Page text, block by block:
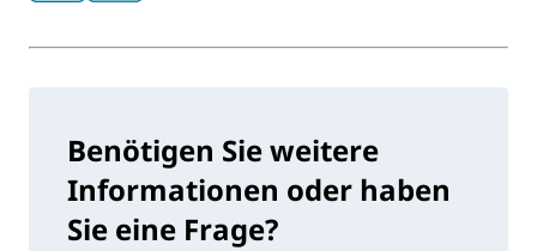
Benötigen Sie weitere
Informationen oder haben
Sie eine Frage?